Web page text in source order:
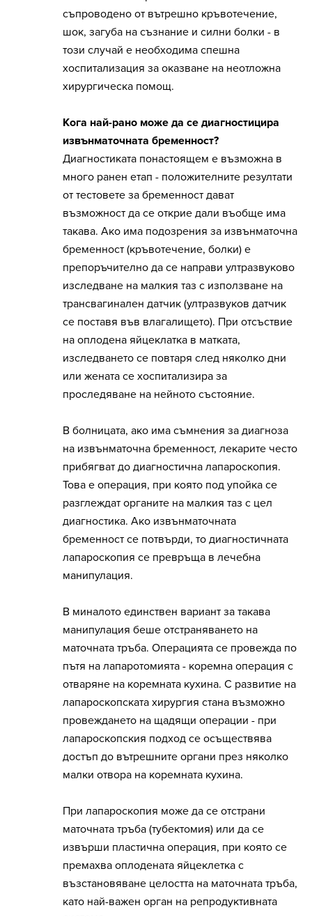
съпроводено от вътрешно кръвотечение,
шок, загуба на съзнание и силни болки - в
този случай е необходима спешна
хоспитализация за оказване на неотложна
хирургическа помощ.
Кога най-рано може да се диагностицира
извънматочната бременност?
Диагностиката понастоящем е възможна в
много ранен етап - положителните резултати
от тестовете за бременност дават
възможност да се открие дали въобще има
такава. Ако има подозрения за извънматочна
бременност (кръвотечение, болки) е
препоръчително да се направи ултразвуково
изследване на малкия таз с използване на
трансвагинален датчик (ултразвуков датчик
се поставя във влагалището). При отсъствие
на оплодена яйцеклатка в матката,
изследването се повтаря след няколко дни
или жената се хоспитализира за
проследяване на нейното състояние.
В болницата, ако има съмнения за диагноза
на извънматочна бременност, лекарите често
прибягват до диагностична лапароскопия.
Това е операция, при която под упойка се
разглеждат органите на малкия таз с цел
диагностика. Ако извънматочната
бременност се потвърди, то диагностичната
лапароскопия се превръща в лечебна
манипулация.
В миналото единствен вариант за такава
манипулация беше отстраняването на
маточната тръба. Операцията се провежда по
пътя на лапаротомията - коремна операция с
отваряне на коремната кухина. С развитие на
лапароскопската хирургия стана възможно
провеждането на щадящи операции - при
лапароскопския подход се осъществява
достъп до вътрешните органи през няколко
малки отвора на коремната кухина.
При лапароскопия може да се отстрани
маточната тръба (тубектомия) или да се
извърши пластична операция, при която се
премахва оплодената яйцеклетка с
възстановяване целостта на маточната тръба,
като най-важен орган на репродуктивната